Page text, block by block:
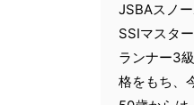
JSBAスノ
SSIマスタ
ランナー3
格をもち、